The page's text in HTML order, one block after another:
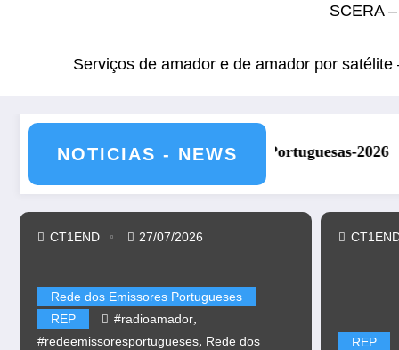
SCERA
Serviços de amador e de amador por
NOTICIAS - NEWS
Portuguesas-2026 REP presente na Feira
Rede dos Emissores Portugueses
REP
#radioamador,
#redeemissoresportugueses, Rede dos
CT1END 27/07/2026
REP